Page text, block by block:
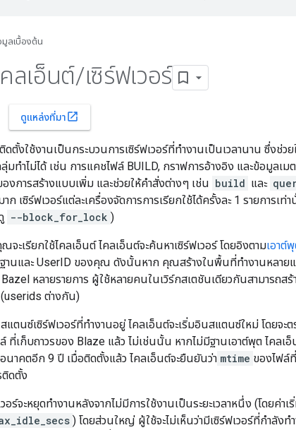
มูลเบื้องต้น
ลเอ็นต์/เซิร์ฟเวอร์
ดูแหล่งที่มา open_in_new
ดตั้งใช้งานเป็นกระบวนการเซิร์ฟเวอร์ที่ทำงานเป็นเวลานาน ซึ่งช่ว
มทำไม่ได้ เช่น การแคชไฟล์ BUILD, กราฟการอ้างอิง และข้อมูล
งการสร้างแบบเพิ่ม และช่วยให้คำสั่งต่างๆ เช่น build และ
าก เซิร์ฟเวอร์แต่ละเครื่องจัดการการเรียกใช้ได้ครั้งละ 1 รายการ
--block_for_lock )
จะเรียกใช้ไคลเอ็นต์ ไคลเอ็นต์จะค้นหาเซิร์ฟเวอร์ โดยอิงตามเอาต์
านและ UserID ของคุณ ดังนั้นหาก คุณสร้างในพื้นที่ทำงานหลายแ
Bazel หลายรายการ ผู้ใช้หลายคนในเวิร์กสเตชันเดียวกันสามารถ
ต่างกัน)
ตนซ์เซิร์ฟเวอร์ที่ทำงานอยู่ ไคลเอ็นต์จะเริ่มอินสแตนซ์ใหม่ โดยจะ
ที่เก็บถาวรของ Blaze แล้ว ไม่เช่นนั้น หากไม่มีฐานเอาต์พุต ไคลเ
นาคตอีก 9 ปี เมื่อติดตั้งแล้ว ไคลเอ็นต์จะยืนยันว่า mtime ของไฟล์
ติดตั้ง
อร์จะหยุดทำงานหลังจากไม่มีการใช้งานเป็นระยะเวลาหนึ่ง (โดยค่า
) โดยส่วนใหญ่ ผู้ใช้จะไม่เห็นว่ามีเซิร์ฟเวอร์ที่กำลั